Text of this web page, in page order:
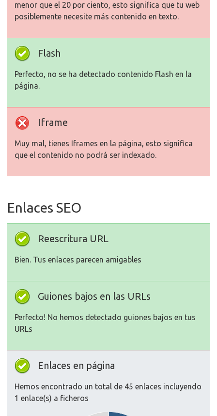
menor que el 20 por ciento, esto significa que tu web
posiblemente necesite más contenido en texto.
Flash
Perfecto, no se ha detectado contenido Flash en la
página.
Iframe
Muy mal, tienes Iframes en la página, esto significa
que el contenido no podrá ser indexado.
Enlaces SEO
Reescritura URL
Bien. Tus enlaces parecen amigables
Guiones bajos en las URLs
Perfecto! No hemos detectado guiones bajos en tus
URLs
Enlaces en página
Hemos encontrado un total de 45 enlaces incluyendo
1 enlace(s) a ficheros